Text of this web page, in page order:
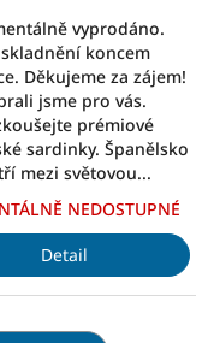
vyprodáno.
koncem
Děkujeme za zájem!
jsme pro vás.
prémiové
sardinky. Španělsko
mezi světovou...
NEDOSTUPNÉ
Detail